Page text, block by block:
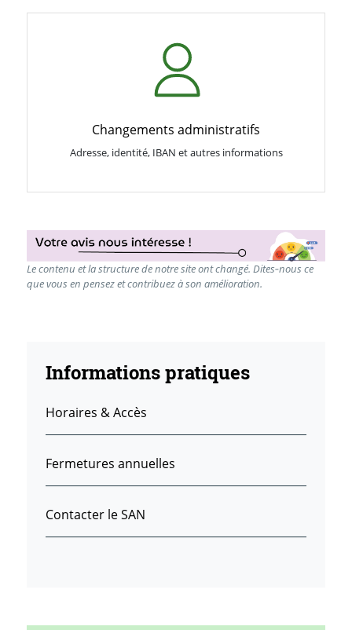
Changements administratifs
Adresse, identité, IBAN et autres informations
Le contenu et la structure de notre site ont changé. Dites‑nous ce
que vous en pensez et contribuez à son amélioration.
Informations pratiques
Horaires & Accès
Fermetures annuelles
Contacter le SAN